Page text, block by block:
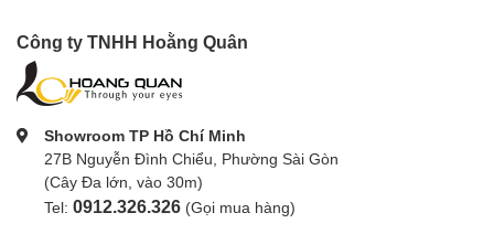
Công ty TNHH Hoằng Quân
Showroom TP Hồ Chí Minh
27B Nguyễn Đình Chiểu, Phường Sài Gòn
(Cây Đa lớn, vào 30m)
Tel: 0912.326.326 (Gọi mua hàng)